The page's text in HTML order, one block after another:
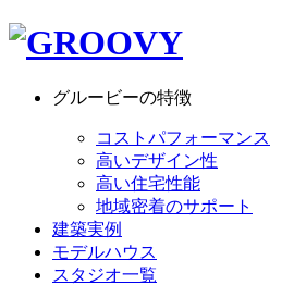
グルービーの特徴
コストパフォーマンス
高いデザイン性
高い住宅性能
地域密着のサポート
建築実例
モデルハウス
スタジオ一覧